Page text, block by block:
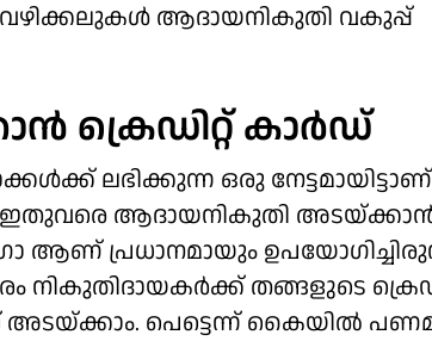
ആദായനികുതി വകുപ്പ്
ക്രെഡിറ്റ് കാര്‍ഡ്
ലഭിക്കുന്ന ഒരു
ഇതുവരെ ആദായനികുതി അടയ്ക്കാന്‍
ആണ് പ്രധാനമായും
നികുതിദായകര്‍ക്ക് തങ്ങളുടെ
പെട്ടെന്ന് കൈയില്‍